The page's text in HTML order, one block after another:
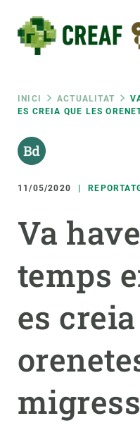
contingut
Fil
d'ariadna
INICI ACTUALITAT
ES CREIA QUE LES
11/05/2020
Va
temps
es
RRSS
Featured
INTRANET
menu
RECERCA
CIÈNCIA EN ACCIÓ
UNEIX-TE A NOSALTRES